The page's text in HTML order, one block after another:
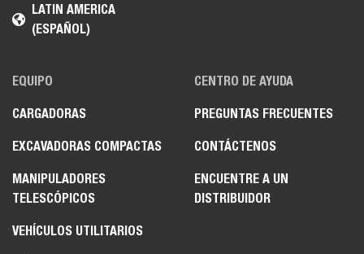
LATIN AMERICA
(ESPAÑOL)
EQUIPO
CARGADORAS
EXCAVADORAS COMPACTAS
MANIPULADORES
TELESCÓPICOS
VEHÍCULOS UTILITARIOS
CENTRO DE AYUDA
PREGUNTAS FRECUENTES
CONTÁCTENOS
ENCUENTRE A UN
DISTRIBUIDOR